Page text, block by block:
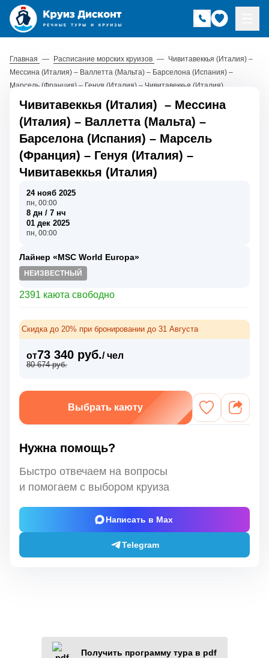
Главная — Расписание морских круизов — Чивитавеккья (Италия) –
Мессина (Италия) – Валлетта (Мальта) – Барселона (Испания) –
Марсель (Франция) – Генуя (Италия) – Чивитавеккья (Италия)
Чивитавеккья (Италия) – Мессина
(Италия) – Валлетта (Мальта) –
Барселона (Испания) – Марсель
(Франция) – Генуя (Италия) –
Чивитавеккья (Италия)
24 нояб 2025
пн, 00:00
8 дн / 7 нч
01 дек 2025
пн, 00:00
Лайнер «MSC World Europa»
НЕИЗВЕСТНЫЙ
2391 каюта свободно
Скидка до 20% при бронировании до 31 Августа
от73 340 руб./ чел
80 674 руб.
Выбрать каюту
Нужна помощь?
Быстро отвечаем на вопросы
и помогаем с выбором круиза
Написать в Max
Telegram
Получить программу тура в pdf